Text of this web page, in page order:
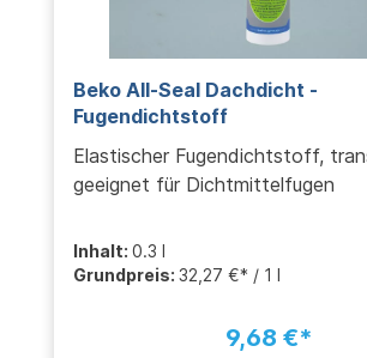
Beko All-Seal Dachdicht -
Fugendichtstoff
Elastischer Fugendichtstoff,
geeignet für Dichtmittelfugen
Inhalt: 0.3 l
Grundpreis: 32,27 €* / 1 l
9,68 €*